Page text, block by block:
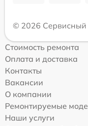
© 2026 Сервисный
Стоимость ремонта
Оплата и доставка
Контакты
Вакансии
О компании
Ремонтируемые
Наши услуги